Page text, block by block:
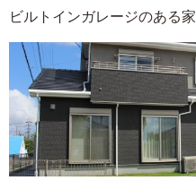
ビルトインガレージのある家